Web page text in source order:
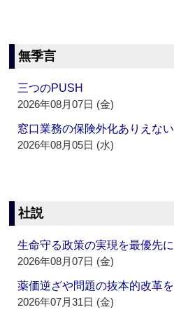
無季言
三つのPUSH
2026年08月07日 (金)
窓口業務の保険外化ありえない
2026年08月05日 (水)
社説
生命守る政策の実現を最優先に
2026年08月07日 (金)
薬価逆ざや問題の抜本的改革を
2026年07月31日 (金)